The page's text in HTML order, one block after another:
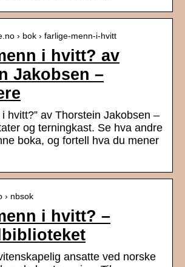
› bok › farlige-menn-i-hvitt
i hvitt? av
Jakobsen –
hvitt?” av Thorstein Jakobsen –
og terningkast. Se hva andre
boka, og fortell hva du mener
› nbsok
i hvitt? –
ansatte ved norske